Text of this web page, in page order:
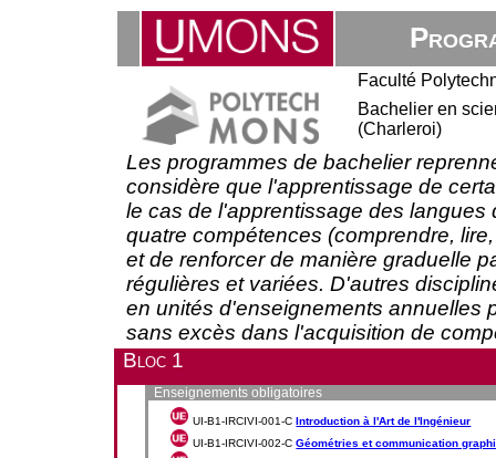
Faculté
Bachelier en
(Charleroi)
Les programmes de bachelier
considère que l'apprentissage de
le cas de l'apprentissage des
quatre compétences (comprendre,
et de renforcer de manière graduelle
régulières et variées. D'autres
en unités d'enseignements annuelles
sans excès dans l'acquisition de
Bloc 1
Enseignements obligatoires
UI-B1-IRCIVI-001-CIntroduction à l'Art de l'Ingénieur
UI-B1-IRCIVI-002-CGéométries et communication